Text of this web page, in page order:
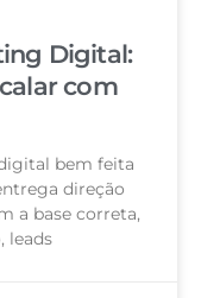
Digital:
com
bem feita
direção
a base correta,
leads